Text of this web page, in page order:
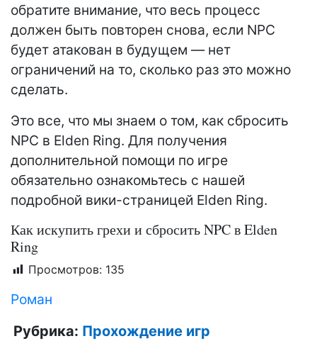
обратите внимание, что весь процесс
должен быть повторен снова, если NPC
будет атакован в будущем — нет
ограничений на то, сколько раз это можно
сделать.
Это все, что мы знаем о том, как сбросить
NPC в Elden Ring. Для получения
дополнительной помощи по игре
обязательно ознакомьтесь с нашей
подробной вики-страницей Elden Ring.
Как искупить грехи и сбросить NPC в Elden
Ring
Просмотров: 135
Роман
Рубрика: Прохождение игр